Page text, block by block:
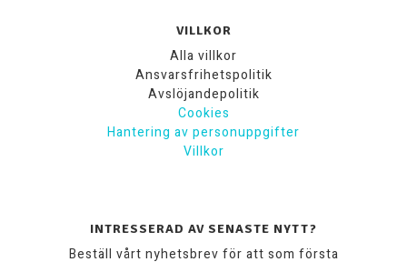
VILLKOR
Alla villkor
Ansvarsfrihetspolitik
Avslöjandepolitik
Cookies
Hantering av personuppgifter
Villkor
INTRESSERAD AV SENASTE NYTT?
Beställ vårt nyhetsbrev för att som första